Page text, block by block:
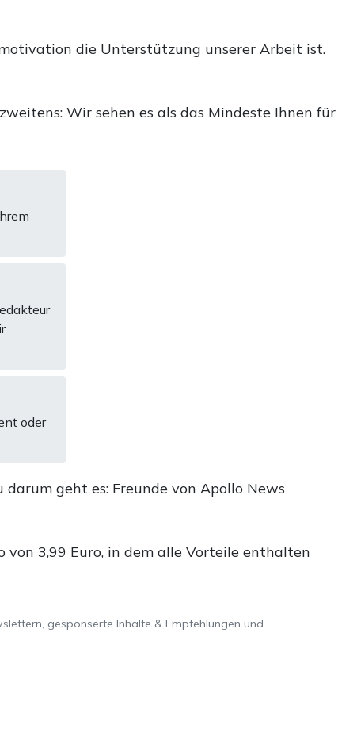
die Unterstützung unserer Arbeit ist.
Wir sehen es als das Mindeste Ihnen für
oder
geht es: Freunde von Apollo News
von 3,99 Euro, in dem alle Vorteile enthalten
gesponserte Inhalte & Empfehlungen und